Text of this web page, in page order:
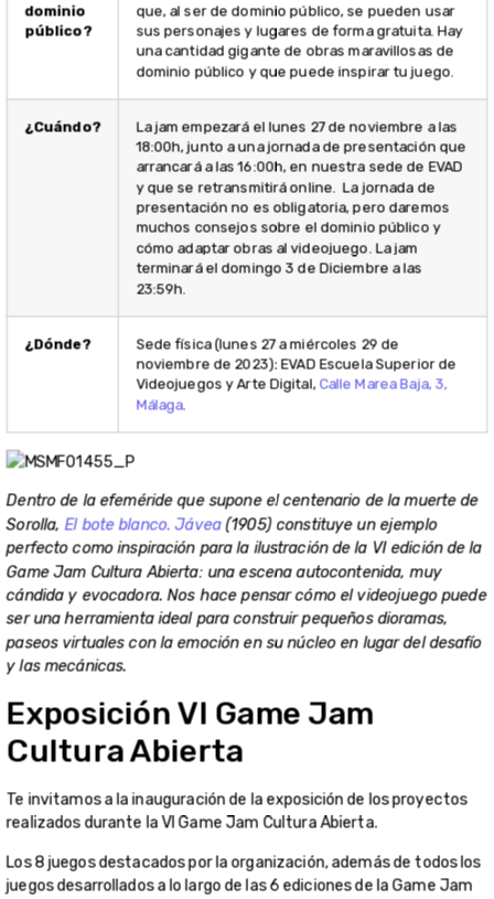
dominio
público?
que, al ser de dominio público, se pueden usar
sus personajes y lugares de forma gratuita. Hay
una cantidad gigante de obras maravillosas de
dominio público y que puede inspirar tu juego.
¿Cuándo? La jam empezará el lunes 27 de noviembre a las
18:00h, junto a una jornada de presentación que
arrancará a las 16:00h, en nuestra sede de EVAD
y que se retransmitirá online. La jornada de
presentación no es obligatoria, pero daremos
muchos consejos sobre el dominio público y
cómo adaptar obras al videojuego. La jam
terminará el domingo 3 de Diciembre a las
23:59h.
¿Dónde?
Sede física (lunes 27 a miércoles 29 de
noviembre de 2023): EVAD Escuela Superior de
Videojuegos y Arte Digital, Calle Marea Baja, 3,
Málaga.
Dentro de la efeméride que supone el centenario de la muerte de
Sorolla,El bote blanco. Jávea(1905) constituye un ejemplo
perfecto como inspiración para la ilustración de la VI edición de la
Game Jam Cultura Abierta: una escena autocontenida, muy
cándida y evocadora. Nos hace pensar cómo el videojuego puede
ser una herramienta ideal para construir pequeños dioramas,
paseos virtuales con la emoción en su núcleo en lugar del desafío
y las mecánicas.
Exposición VI Game Jam
Cultura Abierta
Te invitamos a la inauguración de la exposición de los proyectos
realizados durante la VI Game Jam Cultura Abierta.
Los 8 juegos destacados por la organización, además de todos los
juegos desarrollados a lo largo de las 6 ediciones de la Game Jam